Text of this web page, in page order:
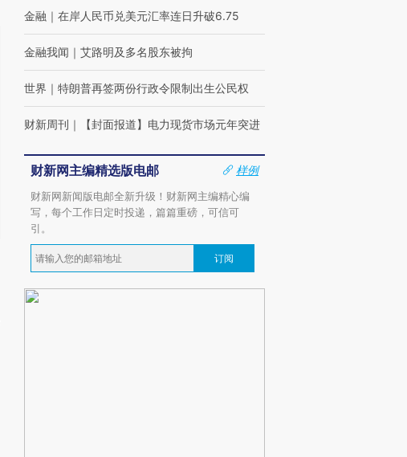
金融 ｜ 在岸人民币兑美元汇率连日升破6.75
金融我闻 ｜ 艾路明及多名股东被拘
世界 ｜ 特朗普再签两份行政令限制出生公民权
财新周刊 ｜ 【封面报道】电力现货市场元年突进
财新网主编精选版电邮
样例
财新网新闻版电邮全新升级！财新网主编精心编
写，每个工作日定时投递，篇篇重磅，可信可
引。
订阅